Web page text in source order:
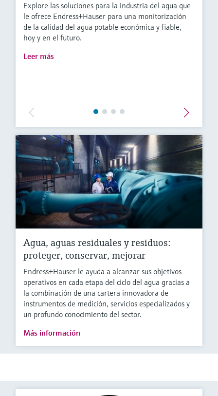
Explore las soluciones para la industria del agua que
le ofrece Endress+Hauser para una monitorización
de la calidad del agua potable económica y fiable,
hoy y en el futuro.
Leer más
Agua, aguas residuales y residuos:
proteger, conservar, mejorar
Endress+Hauser le ayuda a alcanzar sus objetivos
operativos en cada etapa del ciclo del agua gracias a
la combinación de una cartera innovadora de
instrumentos de medición, servicios especializados y
un profundo conocimiento del sector.
Más información